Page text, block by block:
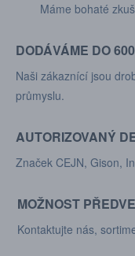
Máme bohaté
DODÁVÁME DO
Naši zákaznící jsou
průmyslu.
AUTORIZOVANÝ
Značek CEJN, Gison,
MOŽNOST
Kontaktujte nás,